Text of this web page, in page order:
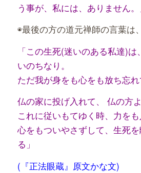
う事が、私には、ありません。
◉最後の方の道元禅師の言葉は、
「この生死(迷いのある私達)
いのちなり。
ただ我が身をも心をも放ち忘れ
仏の家に投げ入れて、 仏の方よ
これに従いもてゆく時、力をも
心をもついやさずして、生死
る」
(『正法眼蔵』原文かな文)